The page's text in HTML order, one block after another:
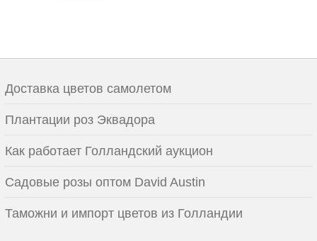
Доставка цветов самолетом
Плантации роз Эквадора
Как работает Голландский аукцион
Садовые розы оптом David Austin
Таможни и импорт цветов из Голландии